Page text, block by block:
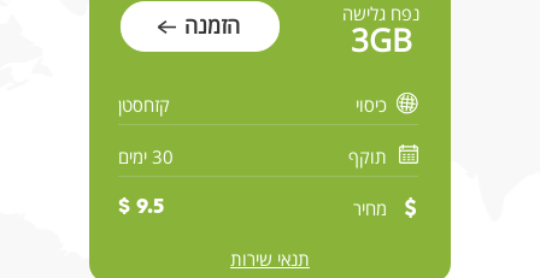
נפח גלישה
3GB הזמנה
כיסוי קזחסטן
תוקף 30 ימים
מחיר 9.5 $
תנאי שירות